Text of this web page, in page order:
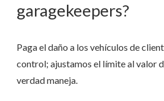
garagekeepers?
Paga el daño a los vehículos de
control; ajustamos el límite al valor
verdad maneja.